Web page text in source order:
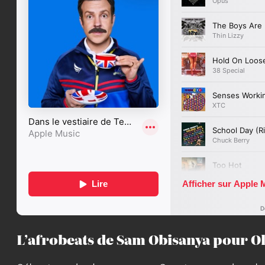
L’afrobeats de Sam Obisanya pour